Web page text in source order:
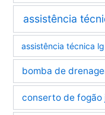
assistência
assistência técnica lg
bomba de
conserto de fogão